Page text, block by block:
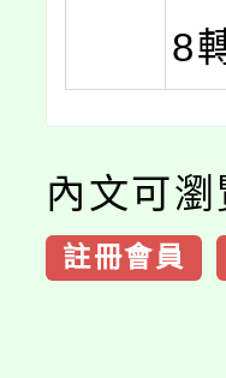
8
內文可瀏
註冊會員